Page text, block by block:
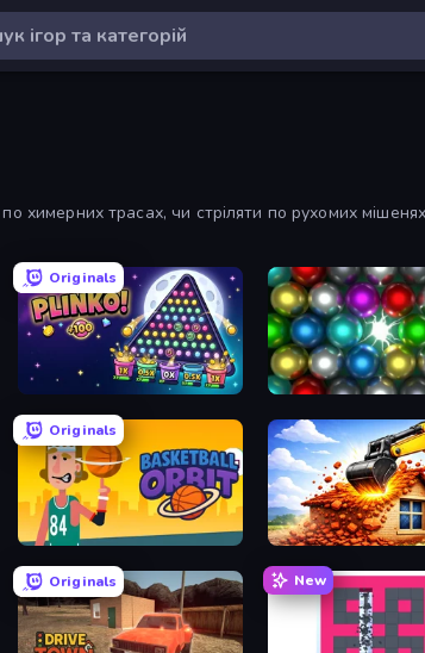
химерних трасах, чи стріляти по рухомих
Originals
PLINKO! Magnet Balls:
Originals
Basketball Orbit City Constructor
Originals New